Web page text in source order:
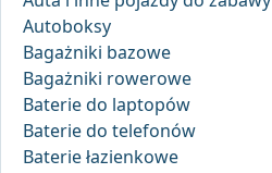
Autoboksy
Bagażniki bazowe
Bagażniki rowerowe
Baterie do laptopów
Baterie do telefonów
Baterie łazienkowe